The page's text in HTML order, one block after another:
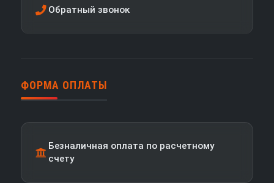
Обратный звонок
ФОРМА ОПЛАТЫ
Безналичная оплата по расчетному
счету